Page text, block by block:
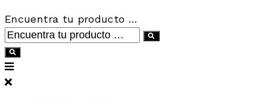
Encuentra tu producto …